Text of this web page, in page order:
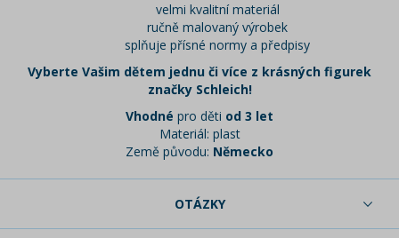
velmi kvalitní materiál
ručně malovaný výrobek
splňuje přísné normy a předpisy
Vyberte Vašim dětem jednu či více z krásných figurek
značky Schleich!
Vhodné pro děti od 3 let
Materiál: plast
Země původu: Německo
OTÁZKY